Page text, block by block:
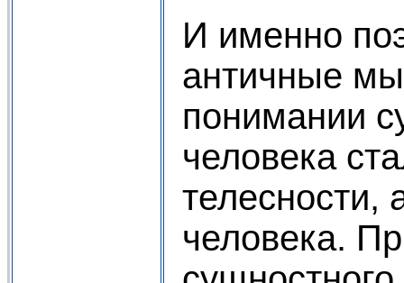
И именно
античные
понимании
человека
телесности,
человека.